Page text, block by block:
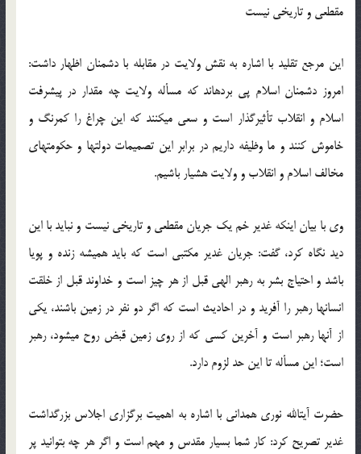
مقطعی و تاریخی نیست
این مرجع تقلید با اشاره به نقش ولایت در مقابله با دشمنان اظهار داشت:
امروز دشمنان اسلام پی برده­اند که مسأله ولایت چه مقدار در پیشرفت
اسلام و انقلاب تأثیرگذار است و سعی می­کنند که این چراغ را کمرنگ و
خاموش کنند و ما وظیفه داریم در برابر این تصمیمات دولت­ها و حکومت­های
مخالف اسلام و انقلاب و ولایت هشیار باشیم.
وی با بیان اینکه غدیر خم یک جریان مقطعی و تاریخی نیست و نباید با این
دید نگاه کرد، گفت: جریان غدیر مکتبی است که باید همیشه زنده و پویا
باشد و احتیاج بشر به رهبر الهی قبل از هر چیز است و خداوند قبل از خلقت
انسان­ها رهبر را آفرید و در احادیث است که اگر دو نفر در زمین باشند، یکی
از آنها رهبر است و آخرین کسی که از روی زمین قبض روح می­شود، رهبر
است؛ این مسأله تا این حد لزوم دارد.
حضرت آیت­الله نوری همدانی با اشاره به اهمیت برگزاری اجلاس بزرگداشت
غدیر تصریح کرد: کار شما بسیار مقدس و مهم است و اگر هر چه بتوانید پر